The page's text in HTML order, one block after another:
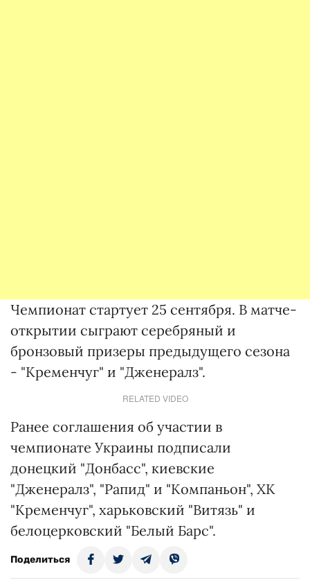
Чемпионат стартует 25 сентября. В матче-
открытии сыграют серебряный и
бронзовый призеры предыдущего сезона
- "Кременчуг" и "Дженералз".
RELATED VIDEO
Ранее соглашения об участии в
чемпионате Украины подписали
донецкий "Донбасс", киевские
"Дженералз", "Рапид" и "Компаньон", ХК
"Кременчуг", харьковский "Витязь" и
белоцерковский "Белый Барс".
Поделиться